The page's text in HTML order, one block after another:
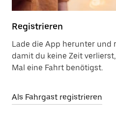
Registrieren
Lade die App herunter und
damit du keine Zeit
Mal eine Fahrt benötigst.
Als Fahrgast registrieren